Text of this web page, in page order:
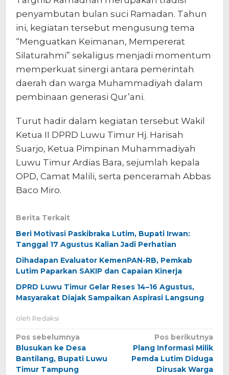
penyambutan bulan suci Ramadan. Tahun
ini, kegiatan tersebut mengusung tema
“Menguatkan Keimanan, Mempererat
Silaturahmi” sekaligus menjadi momentum
memperkuat sinergi antara pemerintah
daerah dan warga Muhammadiyah dalam
pembinaan generasi Qur’ani.
Turut hadir dalam kegiatan tersebut Wakil
Ketua II DPRD Luwu Timur Hj. Harisah
Suarjo, Ketua Pimpinan Muhammadiyah
Luwu Timur Ardias Bara, sejumlah kepala
OPD, Camat Malili, serta penceramah Abbas
Baco Miro.
Berita Terkait
Beri Motivasi Paskibraka Lutim, Bupati Irwan:
Tanggal 17 Agustus Kalian Jadi Perhatian
Dihadapan Evaluator KemenPAN-RB, Pemkab
Lutim Paparkan SAKIP dan Capaian Kinerja
DPRD Luwu Timur Gelar Reses 14–16 Agustus,
Masyarakat Diajak Sampaikan Aspirasi Langsung
oleh Redaksi
Navigasi
pos
Pos sebelumnya
Blusukan ke Desa
Bantilang, Bupati Luwu
Timur Tampung
Pos berikutnya
Plang Informasi Milik
Pemda Lutim Diduga
Dirusak Warga